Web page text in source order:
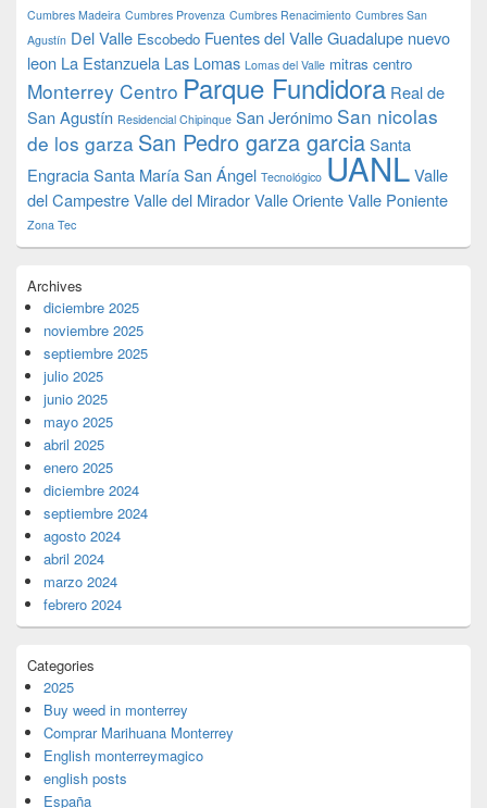
Cumbres Madeira Cumbres Provenza Cumbres Renacimiento Cumbres San
Agustín Del Valle Escobedo Fuentes del ValleGuadalupe nuevo
leon La Estanzuela Las Lomas Lomas del Valle mitras centro
Monterrey Centro Parque Fundidora Real de
San Agustín Residencial Chipinque San Jerónimo San nicolas
de los garza San Pedro garza garciaSanta
EngraciaSanta MaríaSan Ángel Tecnológico UANLValle
del CampestreValle del MiradorValle OrienteValle Poniente
Zona Tec
Archives
diciembre 2025
noviembre 2025
septiembre 2025
julio 2025
junio 2025
mayo 2025
abril 2025
enero 2025
diciembre 2024
septiembre 2024
agosto 2024
abril 2024
marzo 2024
febrero 2024
Categories
2025
Buy weed in monterrey
Comprar Marihuana Monterrey
English monterreymagico
english posts
España